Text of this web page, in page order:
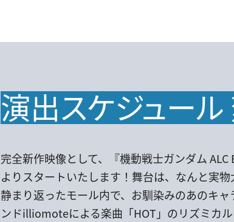
演出スケジュー
完全新作映像として、『機動戦士ガンダム
よりスタートいたします！舞台は、なんと実
静まり返ったモール内で、お馴染みのあのキ
ンドilliomoteによる楽曲「HOT」のリズミカ